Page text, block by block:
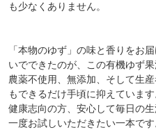
も少なくありません。
「本物のゆず」の味と香りをお
いでできたのが、この有機ゆず果
農薬不使用、無添加、そして生
もできるだけ手頃に抑えています
健康志向の方、安心して毎日の
一度お試しいただきたい一本です